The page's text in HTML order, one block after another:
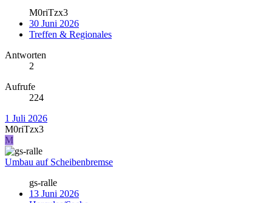
M0riTzx3
30 Juni 2026
Treffen & Regionales
Antworten
2
Aufrufe
224
1 Juli 2026
M0riTzx3
M
Umbau auf Scheibenbremse
gs-ralle
13 Juni 2026